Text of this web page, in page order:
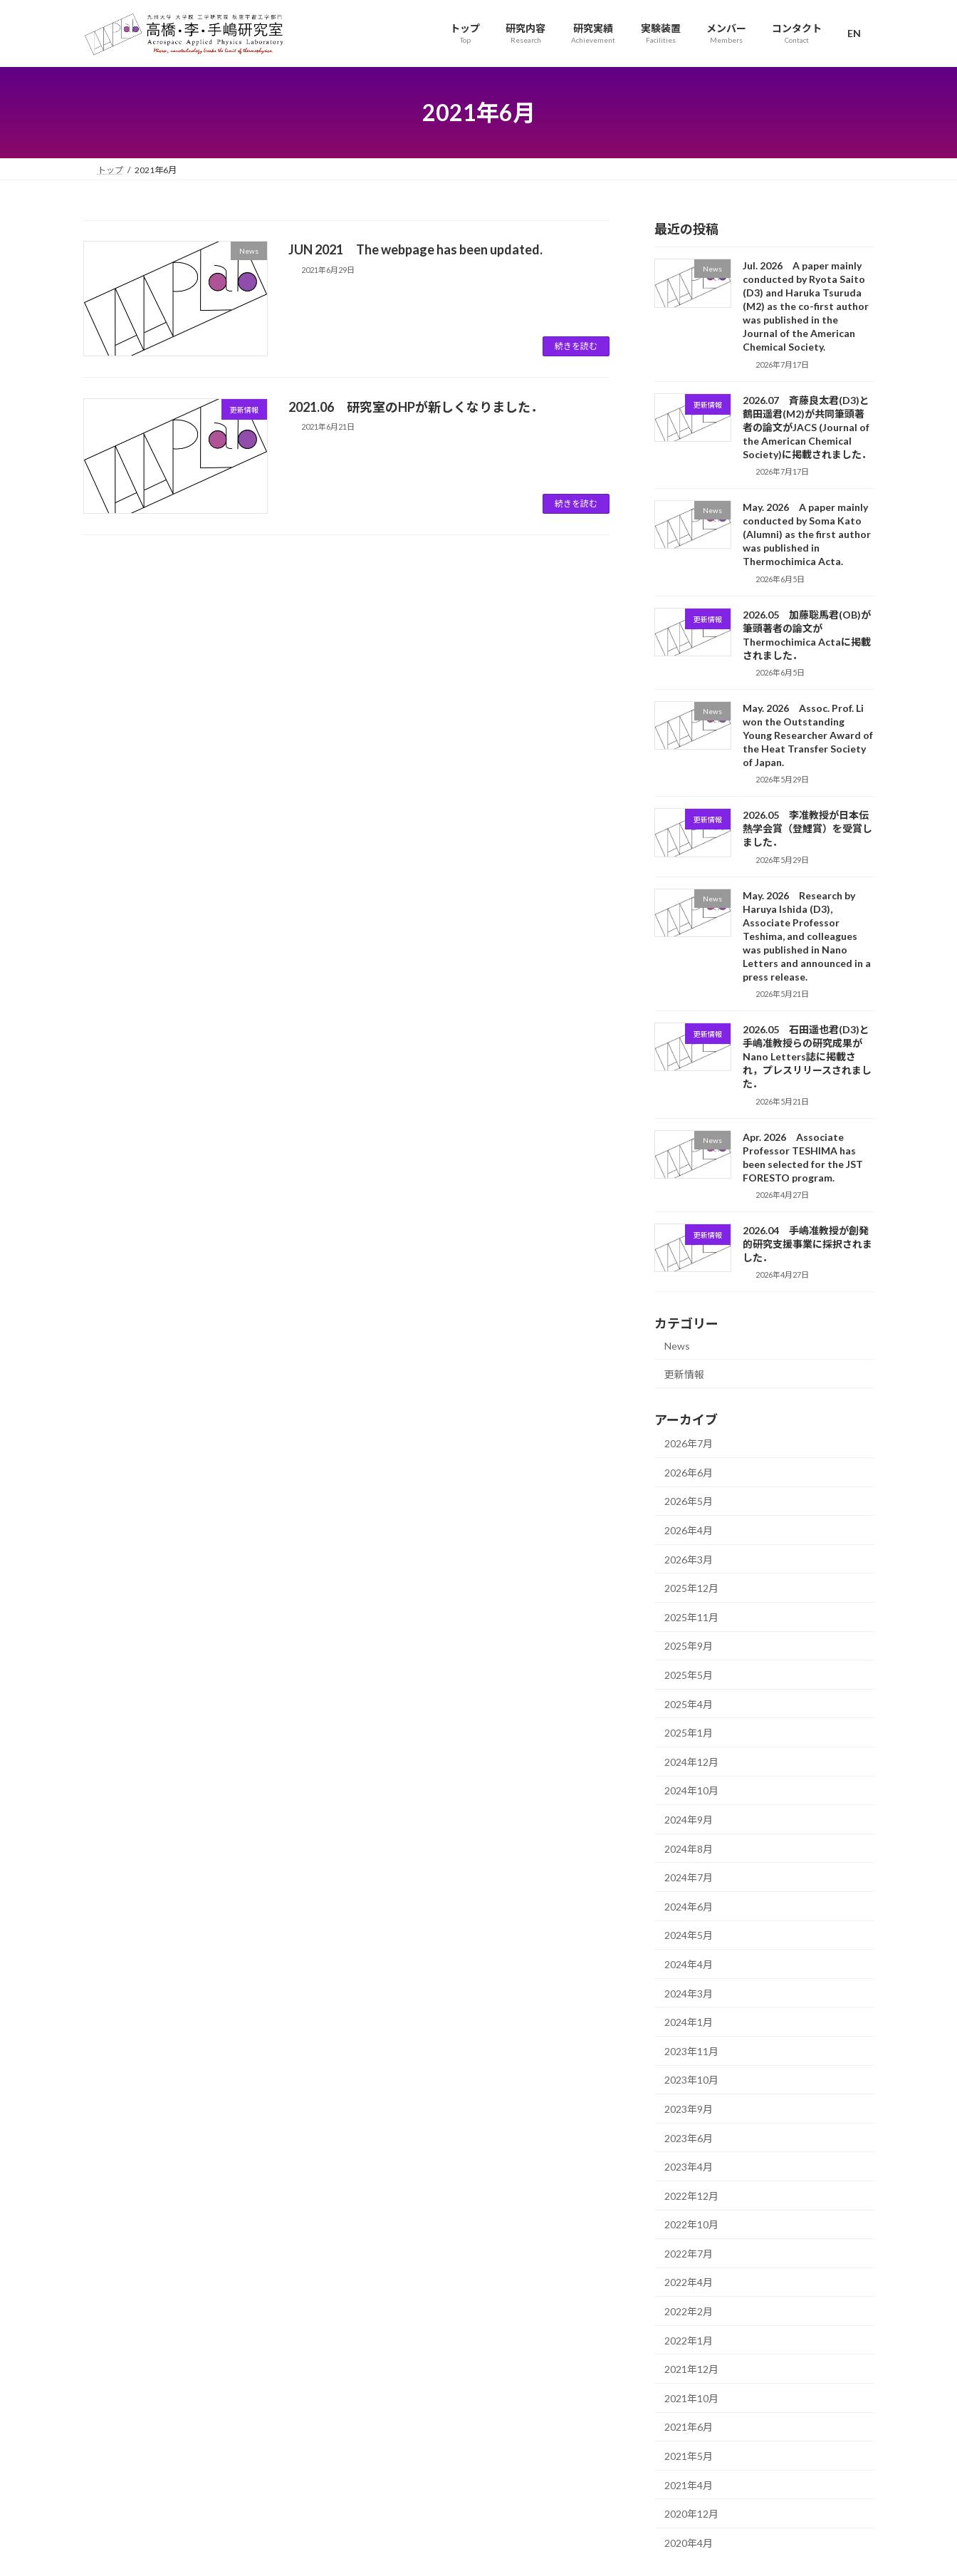
プ
動
トップ
Top
研究内容
Research
研究実績
Achievement
実験装置
Facilities
メンバー
Members
コンタクト
Contact
EN
2021年6月
トップ 2021年6月
News JUN 2021 The webpage has been updated.
2021年6月29日
続きを読む
更新情報 2021.06 研究室のHPが新しくなりました．
2021年6月21日
続きを読む
最近の投稿
News
Jul. 2026 A paper mainly
conducted by Ryota Saito
(D3) and Haruka Tsuruda
(M2) as the co-first author
was published in the
Journal of the American
Chemical Society.
2026年7月17日
更新情報
2026.07 斉藤良太君(D3)と
鶴田遥君(M2)が共同筆頭著
者の論文がJACS (Journal of
the American Chemical
Society)に掲載されました．
2026年7月17日
News
May. 2026 A paper mainly
conducted by Soma Kato
(Alumni) as the first author
was published in
Thermochimica Acta.
2026年6月5日
更新情報
2026.05 加藤聡馬君(OB)が
筆頭著者の論文が
Thermochimica Actaに掲載
されました．
2026年6月5日
News
May. 2026 Assoc. Prof. Li
won the Outstanding
Young Researcher Award of
the Heat Transfer Society
of Japan.
2026年5月29日
更新情報
2026.05 李准教授が日本伝
熱学会賞（登鯉賞）を受賞し
ました．
2026年5月29日
News
May. 2026 Research by
Haruya Ishida (D3),
Associate Professor
Teshima, and colleagues
was published in Nano
Letters and announced in a
press release.
2026年5月21日
更新情報
2026.05 石田遥也君(D3)と
手嶋准教授らの研究成果が
Nano Letters誌に掲載さ
れ，プレスリリースされまし
た．
2026年5月21日
News
Apr. 2026 Associate
Professor TESHIMA has
been selected for the JST
FORESTO program.
2026年4月27日
更新情報
2026.04 手嶋准教授が創発
的研究支援事業に採択されま
した．
2026年4月27日
カテゴリー
News
更新情報
アーカイブ
2026年7月
2026年6月
2026年5月
2026年4月
2026年3月
2025年12月
2025年11月
2025年9月
2025年5月
2025年4月
2025年1月
2024年12月
2024年10月
2024年9月
2024年8月
2024年7月
2024年6月
2024年5月
2024年4月
2024年3月
2024年1月
2023年11月
2023年10月
2023年9月
2023年6月
2023年4月
2022年12月
2022年10月
2022年7月
2022年4月
2022年2月
2022年1月
2021年12月
2021年10月
2021年6月
2021年5月
2021年4月
2020年12月
2020年4月